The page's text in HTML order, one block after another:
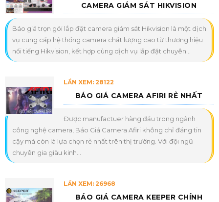
CAMERA GIÁM SÁT HIKVISION
Báo giá trọn gói lắp đặt camera giám sát Hikvision là một dịch
vụ cung cấp hệ thống camera chất lượng cao từ thương hiệu
nổi tiếng Hikvision, kết hợp cùng dịch vụ lắp đặt chuyên...
LẦN XEM: 28122
BÁO GIÁ CAMERA AFIRI RẺ NHẤT
Được manufactuer hàng đầu trong ngành
công nghệ camera, Báo Giá Camera Afiri không chỉ đáng tin
cậy mà còn là lựa chọn rẻ nhất trên thị trường. Với đội ngũ
chuyên gia giàu kinh...
LẦN XEM: 26968
BÁO GIÁ CAMERA KEEPER CHÍNH